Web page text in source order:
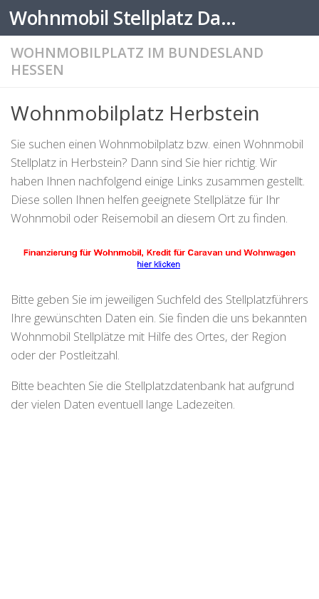
Zum Inhalt springen Wohnmobil Stellplatz Datenbank
WOHNMOBILPLATZ IM BUNDESLAND
HESSEN
Wohnmobilplatz Herbstein
Sie suchen einen Wohnmobilplatz bzw. einen Wohnmobil
Stellplatz in Herbstein? Dann sind Sie hier richtig. Wir
haben Ihnen nachfolgend einige Links zusammen gestellt.
Diese sollen Ihnen helfen geeignete Stellplätze für Ihr
Wohnmobil oder Reisemobil an diesem Ort zu finden.
Bitte geben Sie im jeweiligen Suchfeld des Stellplatzführers
Ihre gewünschten Daten ein. Sie finden die uns bekannten
Wohnmobil Stellplätze mit Hilfe des Ortes, der Region
oder der Postleitzahl.
Bitte beachten Sie die Stellplatzdatenbank hat aufgrund
der vielen Daten eventuell lange Ladezeiten.